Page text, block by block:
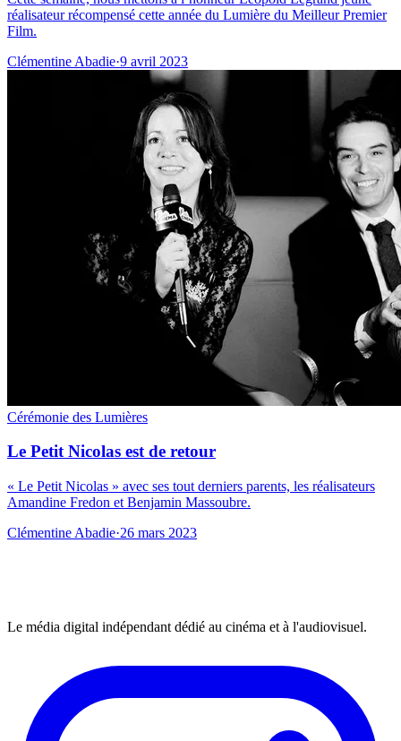
réalisateur récompensé cette année du Lumière du Meilleur Premier
Film.
Clémentine Abadie·9 avril 2023
Cérémonie des Lumières
Le Petit Nicolas est de retour
« Le Petit Nicolas » avec ses tout derniers parents, les réalisateurs
Amandine Fredon et Benjamin Massoubre.
Clémentine Abadie·26 mars 2023
Le média digital indépendant dédié au cinéma et à l'audiovisuel.